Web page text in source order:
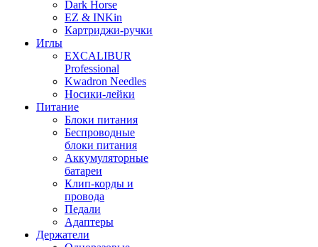
Dark Horse
EZ & INKin
Картриджи-ручки
Иглы
EXCALIBUR
Professional
Kwadron Needles
Носики-лейки
Питание
Блоки питания
Беспроводные
блоки питания
Аккумуляторные
батареи
Клип-корды и
провода
Педали
Адаптеры
Держатели